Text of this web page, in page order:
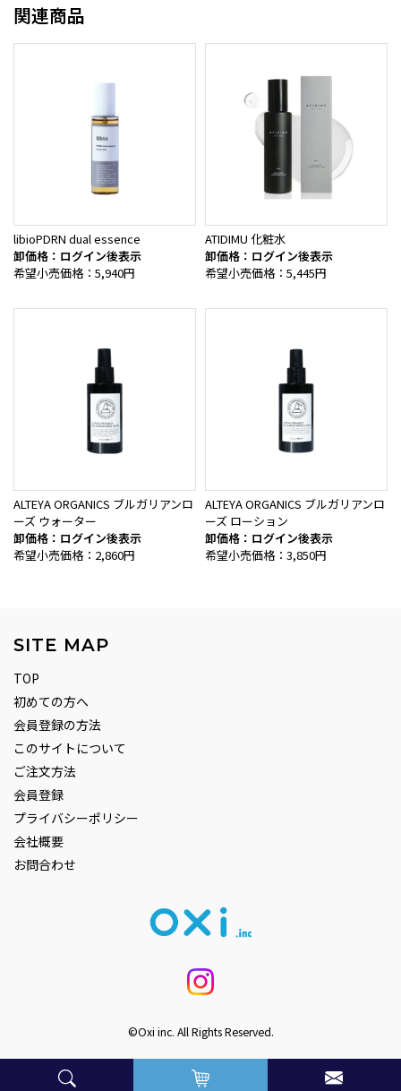
関連商品
libioPDRN dual essence
卸価格：ログイン後表示
希望小売価格：5,940円
ATIDIMU 化粧水
卸価格：ログイン後表示
希望小売価格：5,445円
ALTEYA ORGANICS ブルガリアンロ
ーズ ウォーター
卸価格：ログイン後表示
希望小売価格：2,860円
ALTEYA ORGANICS ブルガリアンロ
ーズ ローション
卸価格：ログイン後表示
希望小売価格：3,850円
SITE MAP
TOP
初めての方へ
会員登録の方法
このサイトについて
ご注文方法
会員登録
プライバシーポリシー
会社概要
お問合わせ
©Oxi inc. All Rights Reserved.